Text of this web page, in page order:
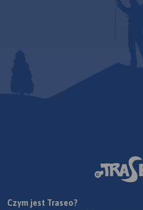
Czym jest Traseo?